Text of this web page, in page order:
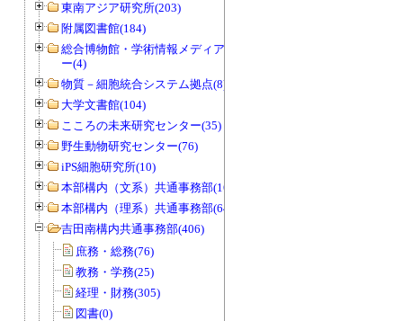
東南アジア研究所(203)
附属図書館(184)
総合博物館・学術情報メディアセンタ
ー(4)
物質－細胞統合システム拠点(8)
大学文書館(104)
こころの未来研究センター(35)
野生動物研究センター(76)
iPS細胞研究所(10)
本部構内（文系）共通事務部(165)
本部構内（理系）共通事務部(646)
吉田南構内共通事務部(406)
庶務・総務(76)
教務・学務(25)
経理・財務(305)
図書(0)